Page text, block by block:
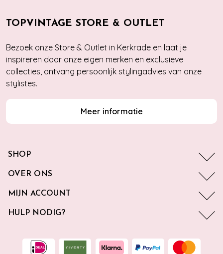
TOPVINTAGE STORE & OUTLET
Bezoek onze Store & Outlet in Kerkrade en laat je
inspireren door onze eigen merken en exclusieve
collecties, ontvang persoonlijk stylingadvies van onze
stylistes.
Meer informatie
SHOP
OVER ONS
MIJN ACCOUNT
HULP NODIG?